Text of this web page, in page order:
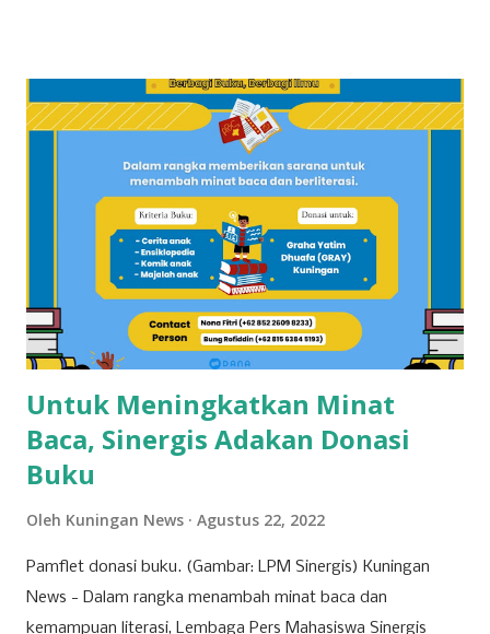
Dengan produksi sebesar 45.702 ton, Kecamatan Cilimus
menyumbangkan hampir setengah dari total produksi ubi
jalar di wilayah ini. Kondisi tanah yang subur dan teknik
pertanian yang optimal menjadikan Cilimus sebagai sentra
utama produksi ubi jalar. 2. Kecamatan Cigandamekar
Posisi kedua ditempati oleh Kecamatan Cigandamekar
dengan total produksi mencapai 28.966 ton. Daerah ini
dikenal dengan pertanian yang beragam dan kualitas ubi
jalar yang baik, sehingga mampu bersaing dengan ...
Untuk Meningkatkan Minat
Baca, Sinergis Adakan Donasi
Buku
Oleh Kuningan News Agustus 22, 2022
Pamflet donasi buku. (Gambar: LPM Sinergis) Kuningan
News - Dalam rangka menambah minat baca dan
kemampuan literasi, Lembaga Pers Mahasiswa Sinergis